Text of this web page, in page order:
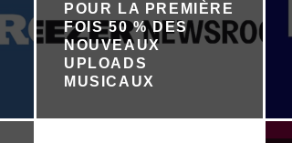
POUR LA PREMIÈRE
FOIS 50 % DES
NOUVEAUX
UPLOADS
MUSICAUX